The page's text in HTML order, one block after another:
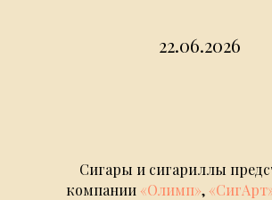
22.06.2026
Сигары и сигариллы
компании «Олимп»,